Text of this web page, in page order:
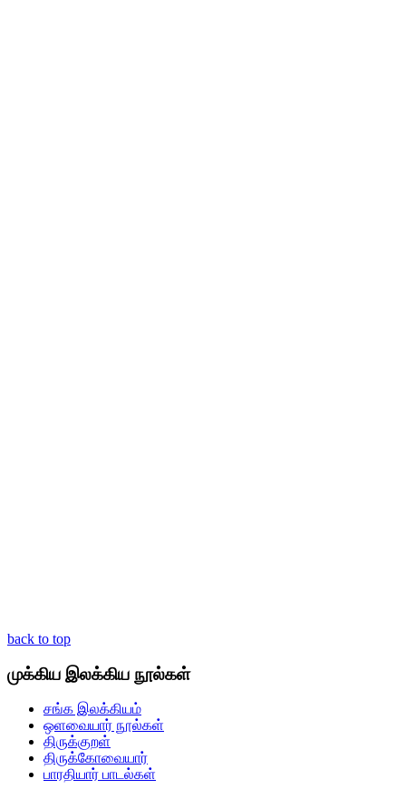
back to top
முக்கிய இலக்கிய நூல்கள்
சங்க இலக்கியம்
ஒளவையார் நூல்கள்
திருக்குறள்
திருக்கோவையார்
பாரதியார் பாடல்கள்